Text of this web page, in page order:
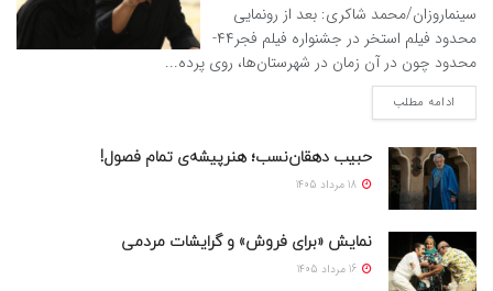
سینماروزان/محمد شاکری: بعد از رونمایی
محدود فیلم استخر در جشنواره فیلم فجر۴۴-
محدود چون در آن زمان در شهرستان‌ها، روی پرده...
ادامه مطلب
حبیب دهقان‌نسب؛ هنرپیشه‌‌‌ی تمام فصول!
نمایش «برای فروش» و گرایشات مردمی